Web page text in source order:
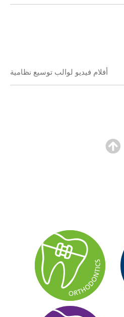
أفلام فيديو لوالب توسيع نظامية